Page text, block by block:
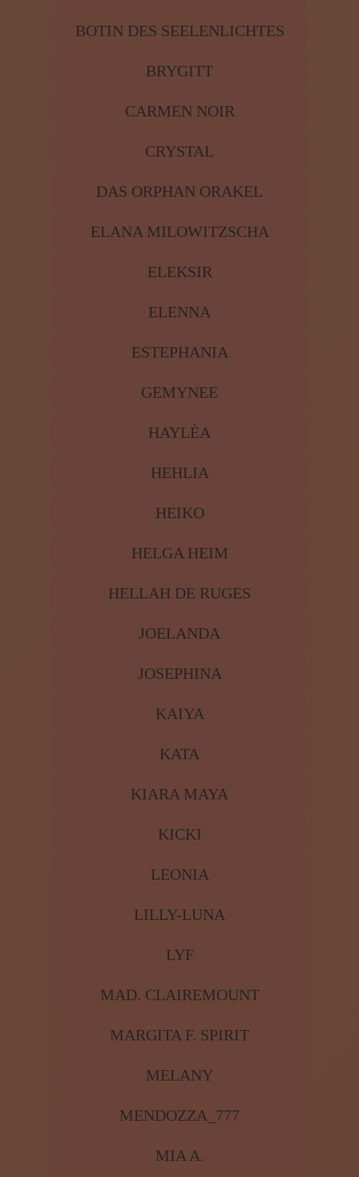
BOTIN DES SEELENLICHTES
BRYGITT
CARMEN NOIR
CRYSTAL
DAS ORPHAN ORAKEL
ELANA MILOWITZSCHA
ELEKSIR
ELENNA
ESTEPHANIA
GEMYNEE
HAYLÈA
HEHLIA
HEIKO
HELGA HEIM
HELLAH DE RUGES
JOELANDA
JOSEPHINA
KAIYA
KATA
KIARA MAYA
KICKI
LEONIA
LILLY-LUNA
LYF
MAD. CLAIREMOUNT
MARGITA F. SPIRIT
MELANY
MENDOZZA_777
MIA A.